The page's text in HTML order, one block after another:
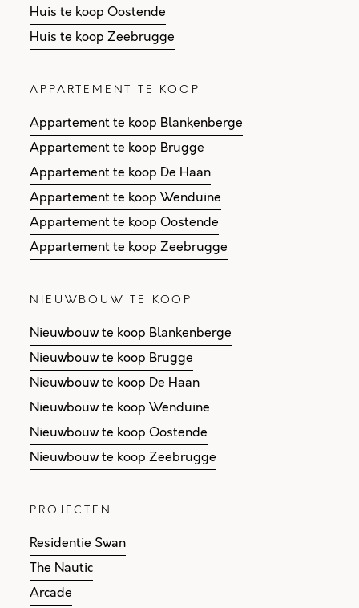
Huis te koop Oostende
Huis te koop Zeebrugge
APPARTEMENT TE KOOP
Appartement te koop Blankenberge
Appartement te koop Brugge
Appartement te koop De Haan
Appartement te koop Wenduine
Appartement te koop Oostende
Appartement te koop Zeebrugge
NIEUWBOUW TE KOOP
Nieuwbouw te koop Blankenberge
Nieuwbouw te koop Brugge
Nieuwbouw te koop De Haan
Nieuwbouw te koop Wenduine
Nieuwbouw te koop Oostende
Nieuwbouw te koop Zeebrugge
PROJECTEN
Residentie Swan
The Nautic
Arcade